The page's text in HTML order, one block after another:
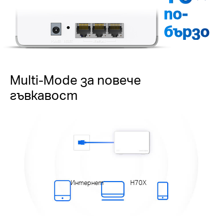
по-
бързо
Multi-Mode за повече
гъвкавост
Интернет H70X